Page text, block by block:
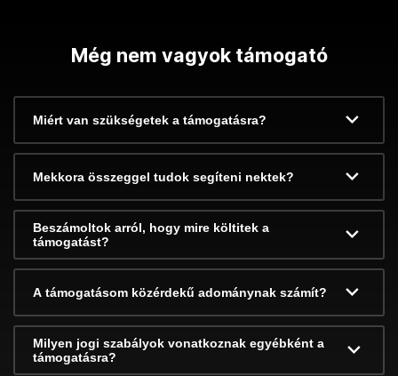
Még nem vagyok támogató
Miért van szükségetek a támogatásra?
Mekkora összeggel tudok segíteni nektek?
Beszámoltok arról, hogy mire költitek a
támogatást?
A támogatásom közérdekű adománynak számít?
Milyen jogi szabályok vonatkoznak egyébként a
támogatásra?